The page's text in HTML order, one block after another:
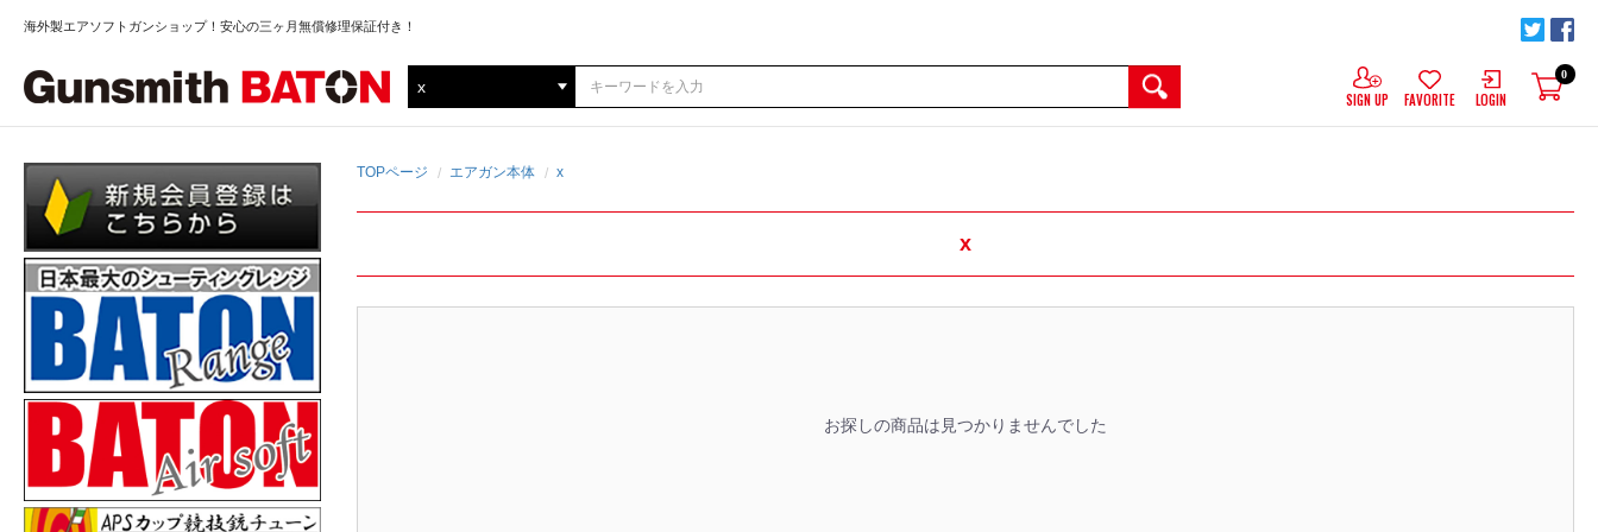
海外製エアソフトガンショップ！安心の三ヶ月無償修理保証付き！
SIGN UP FAVORITE LOGIN
0
TOPページ エアガン本体 x
x
お探しの商品は見つかりませんでした